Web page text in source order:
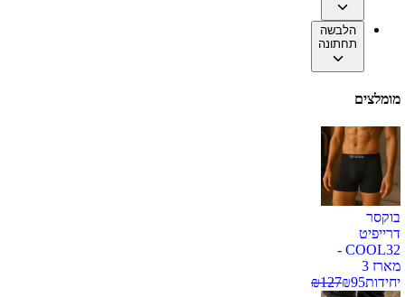
הלבשה
תחתונה
מומלצים
בוקסר
דרייפיט
COOL32 -
מארז 3
יחידות
₪95
₪127